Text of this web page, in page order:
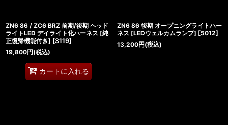
ZN6 86 / ZC6 BRZ 前期/後期 ヘッド
ライトLED デイライト化ハーネス [純
正復帰機能付き] [3119]
19,800円(税込)
カートに入れる
ZN6 86 後期 オープニングライトハー
ネス [LEDウェルカムランプ] [5012]
13,200円(税込)